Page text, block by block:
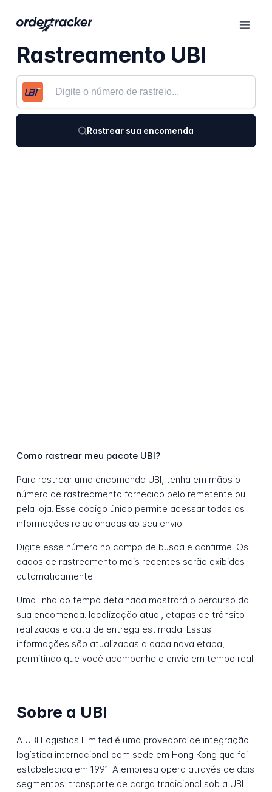
Rastreamento UBI
Rastrear sua encomenda
Como rastrear meu pacote UBI?
Para rastrear uma encomenda UBI, tenha em mãos o
número de rastreamento fornecido pelo remetente ou
pela loja. Esse código único permite acessar todas as
informações relacionadas ao seu envio.
Digite esse número no campo de busca e confirme. Os
dados de rastreamento mais recentes serão exibidos
automaticamente.
Uma linha do tempo detalhada mostrará o percurso da
sua encomenda: localização atual, etapas de trânsito
realizadas e data de entrega estimada. Essas
informações são atualizadas a cada nova etapa,
permitindo que você acompanhe o envio em tempo real.
Sobre a UBI
A UBI Logistics Limited é uma provedora de integração
logística internacional com sede em Hong Kong que foi
estabelecida em 1991. A empresa opera através de dois
segmentos: transporte de carga tradicional sob a UBI